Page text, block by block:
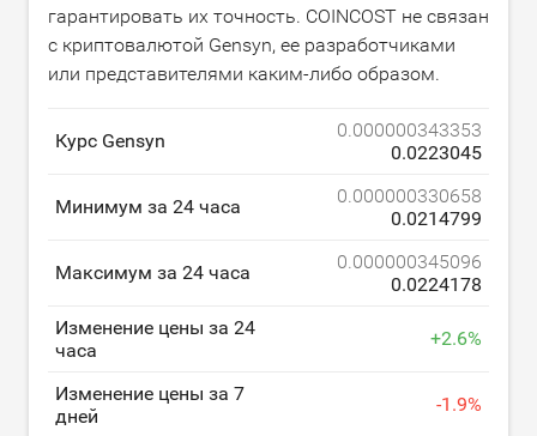
гарантировать их точность. COINCOST не связан
с криптовалютой Gensyn, ее разработчиками
или представителями каким-либо образом.
Курс Gensyn
0.000000343353
0.0223045
Минимум за 24 часа
0.000000330658
0.0214799
Максимум за 24 часа
0.000000345096
0.0224178
Изменение цены за 24
часа
+2.6%
Изменение цены за 7
дней
-1.9%